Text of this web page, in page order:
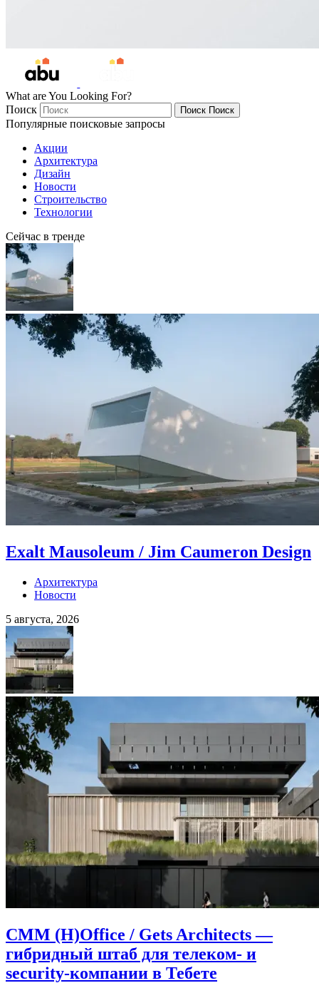
What are You Looking For?
Поиск
Поиск Поиск
Популярные поисковые запросы
Акции
Архитектура
Дизайн
Новости
Строительство
Технологии
Сейчас в тренде
Exalt Mausoleum / Jim Caumeron Design
Архитектура
Новости
5 августа, 2026
CMM (H)Office / Gets Architects —
гибридный штаб для телеком- и
security-компании в Тебете